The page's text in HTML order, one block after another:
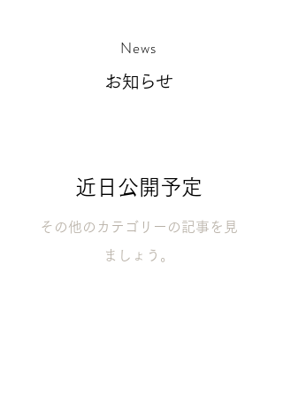
News
お知らせ
近日公開予定
その他のカテゴリーの記事を見
ましょう。